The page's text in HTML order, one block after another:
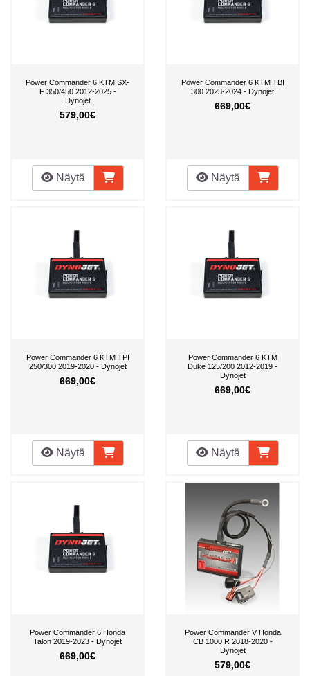
Power Commander 6 KTM SX-
F 350/450 2012-2025 -
Dynojet
579,00€
Näytä
Power Commander 6 KTM TBI
300 2023-2024 - Dynojet
669,00€
Näytä
Power Commander 6 KTM TPI
250/300 2019-2020 - Dynojet
669,00€
Näytä
Power Commander 6 KTM
Duke 125/200 2012-2019 -
Dynojet
669,00€
Näytä
Power Commander 6 Honda
Talon 2019-2023 - Dynojet
669,00€
Power Commander V Honda
CB 1000 R 2018-2020 -
Dynojet
579,00€